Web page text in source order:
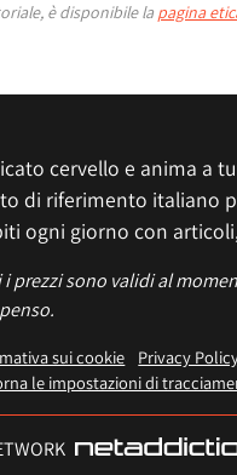
è disponibile la pagina
cervello e anima a
di riferimento italiano
ogni giorno con
i prezzi sono validi al
sui cookie Privacy
le impostazioni di